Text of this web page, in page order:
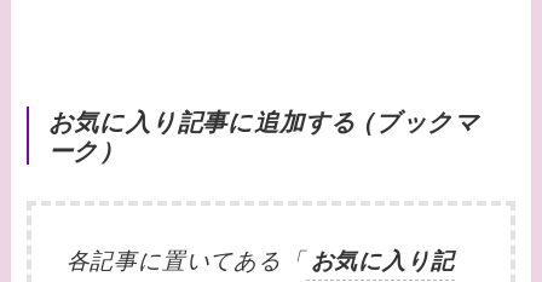
お気に入り記事に追加する (ブックマ
ーク）
各記事に置いてある「 お気に入り記